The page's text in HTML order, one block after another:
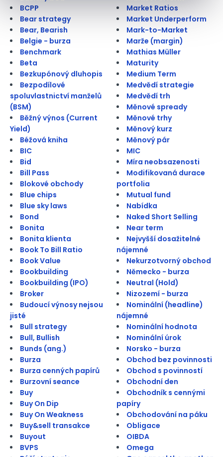
BCPP
Bear strategy
Bear, Bearish
Belgie - burza
Benchmark
Beta
Bezkupónový dluhopis
Bezpodílové
spoluvlastnictví manželů
(BSM)
Běžný výnos (Current
Yield)
Béžová kniha
BIC
Bid
Bill Pass
Blokové obchody
Blue chips
Blue sky laws
Bond
Bonita
Bonita klienta
Book To Bill Ratio
Book Value
Bookbuilding
Bookbuilding (IPO)
Broker
Budoucí výnosy nejsou
jisté
Bull strategy
Bull, Bullish
Bunds (ang.)
Burza
Burza cenných papírů
Burzovní seance
Buy
Buy On Dip
Buy On Weakness
Buy&sell transakce
Buyout
BVPS
Market Ratios
Market Underperform
Mark-to-Market
Marže (margin)
Mathias Müller
Maturity
Medium Term
Medvědí strategie
Medvědí trh
Měnové spready
Měnové trhy
Měnový kurz
Měnový pár
MIC
Míra neobsazenosti
Modifikovaná durace
portfolia
Mutual fund
Nabídka
Naked Short Selling
Near term
Nejvyšší dosažitelné
nájemné
Nekurzotvorný obchod
Německo - burza
Neutral (Hold)
Nizozemí - burza
Nominální (headline)
nájemné
Nominální hodnota
Nominální úrok
Norsko - burza
Obchod bez povinnosti
Obchod s povinností
Obchodní den
Obchodník s cennými
papíry
Obchodování na páku
Obligace
OIBDA
Omega